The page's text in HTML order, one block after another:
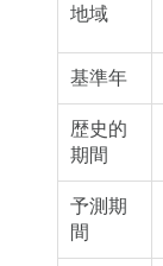
地域
基準年
歴史的
期間
予測期
間